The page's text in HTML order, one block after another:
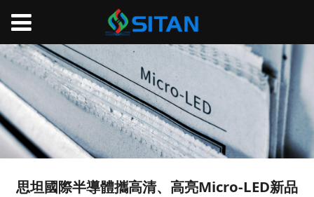
思坦國際半導體攜高清、高亮Micro-LED新品